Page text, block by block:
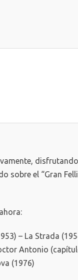
sobre el “Gran
– La Strada
Antonio
(1976)